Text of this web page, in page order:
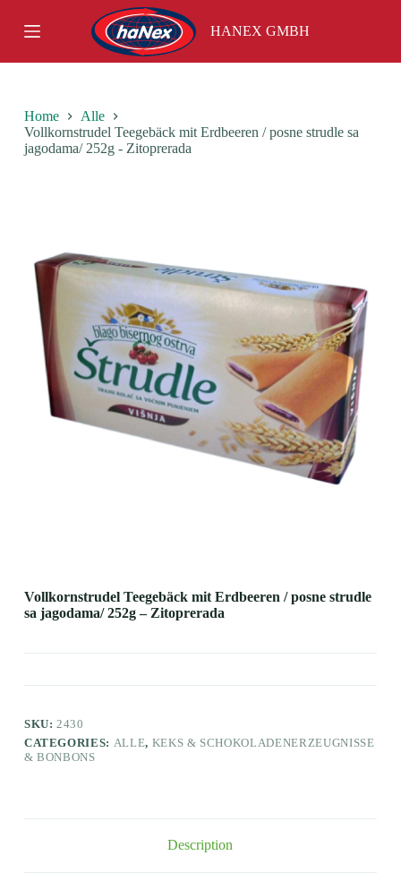
k
p
o
n
HANEX GMBH
Home
Alle
Vollkornstrudel Teegebäck mit Erdbeeren / posne strudle sa
jagodama/ 252g - Zitoprerada
Vollkornstrudel Teegebäck mit Erdbeeren / posne strudle
sa jagodama/ 252g – Zitoprerada
SKU: 2430
CATEGORIES: ALLE, KEKS & SCHOKOLADENERZEUGNISSE
& BONBONS
Description